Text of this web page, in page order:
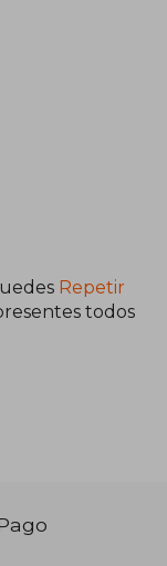
Repetir
todos